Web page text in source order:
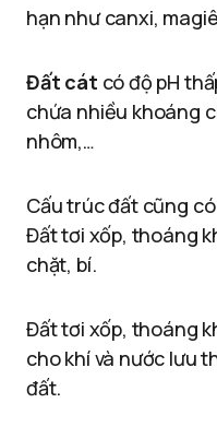
hạn như canxi,
Đất cát có độ pH
chứa nhiều khoáng
nhôm,…
Cấu trúc đất cũng
Đất tơi xốp, thoáng
chặt, bí.
Đất tơi xốp, thoáng
cho khí và nước lưu
đất.